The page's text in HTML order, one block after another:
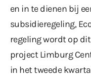
en in te dienen bij
subsidieregeling,
regeling wordt op
project Limburg
in het tweede